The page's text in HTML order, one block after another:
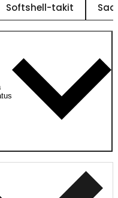
Softshell-takit